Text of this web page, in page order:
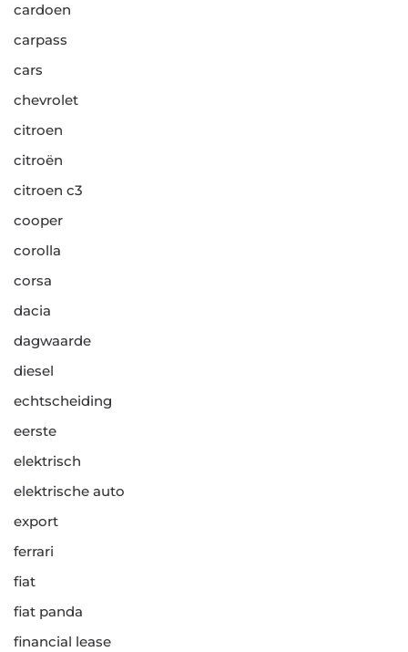
cardoen
carpass
cars
chevrolet
citroen
citroën
citroen c3
cooper
corolla
corsa
dacia
dagwaarde
diesel
echtscheiding
eerste
elektrisch
elektrische auto
export
ferrari
fiat
fiat panda
financial lease